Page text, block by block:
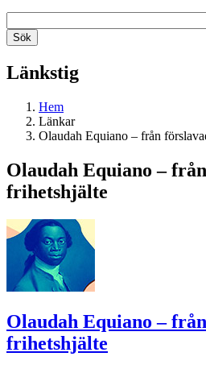
Länkstig
Hem
Länkar
Olaudah Equiano – från
Olaudah Equiano –
frihetshjälte
Olaudah Equiano –
frihetshjälte